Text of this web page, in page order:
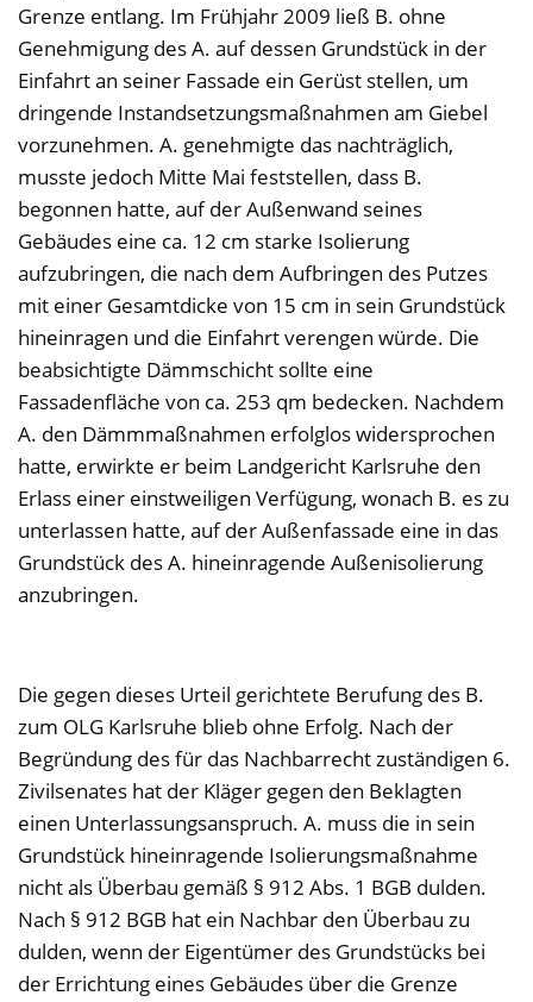
Grenze entlang. Im Frühjahr 2009 ließ B. ohne
Genehmigung des A. auf dessen Grundstück in der
Einfahrt an seiner Fassade ein Gerüst stellen, um
dringende Instandsetzungsmaßnahmen am Giebel
vorzunehmen. A. genehmigte das nachträglich,
musste jedoch Mitte Mai feststellen, dass B.
begonnen hatte, auf der Außenwand seines
Gebäudes eine ca. 12 cm starke Isolierung
aufzubringen, die nach dem Aufbringen des Putzes
mit einer Gesamtdicke von 15 cm in sein Grundstück
hineinragen und die Einfahrt verengen würde. Die
beabsichtigte Dämmschicht sollte eine
Fassadenfläche von ca. 253 qm bedecken. Nachdem
A. den Dämmmaßnahmen erfolglos widersprochen
hatte, erwirkte er beim Landgericht Karlsruhe den
Erlass einer einstweiligen Verfügung, wonach B. es zu
unterlassen hatte, auf der Außenfassade eine in das
Grundstück des A. hineinragende Außenisolierung
anzubringen.
Die gegen dieses Urteil gerichtete Berufung des B.
zum OLG Karlsruhe blieb ohne Erfolg. Nach der
Begründung des für das Nachbarrecht zuständigen 6.
Zivilsenates hat der Kläger gegen den Beklagten
einen Unterlassungsanspruch. A. muss die in sein
Grundstück hineinragende Isolierungsmaßnahme
nicht als Überbau gemäß § 912 Abs. 1 BGB dulden.
Nach § 912 BGB hat ein Nachbar den Überbau zu
dulden, wenn der Eigentümer des Grundstücks bei
der Errichtung eines Gebäudes über die Grenze